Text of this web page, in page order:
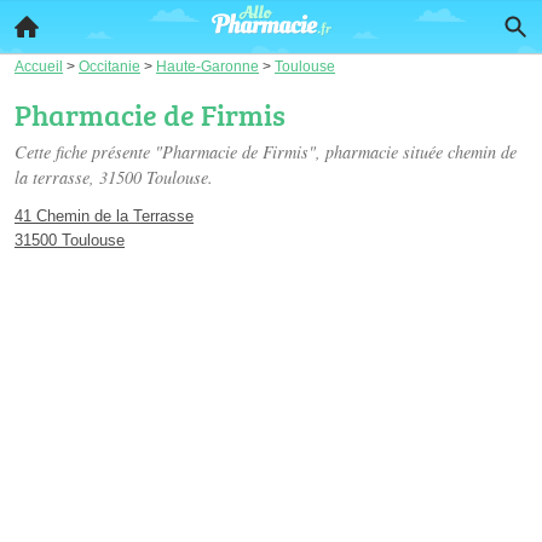
Accueil > Occitanie > Haute-Garonne > Toulouse
Pharmacie de Firmis
Cette fiche présente "Pharmacie de Firmis", pharmacie située chemin de
la terrasse, 31500 Toulouse.
41 Chemin de la Terrasse
31500 Toulouse